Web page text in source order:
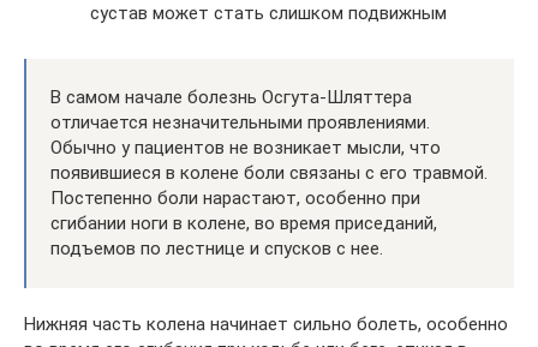
сустав может стать слишком подвижным
В самом начале болезнь Осгута-Шляттера
отличается незначительными проявлениями.
Обычно у пациентов не возникает мысли, что
появившиеся в колене боли связаны с его травмой.
Постепенно боли нарастают, особенно при
сгибании ноги в колене, во время приседаний,
подъемов по лестнице и спусков с нее.
Нижняя часть колена начинает сильно болеть, особенно